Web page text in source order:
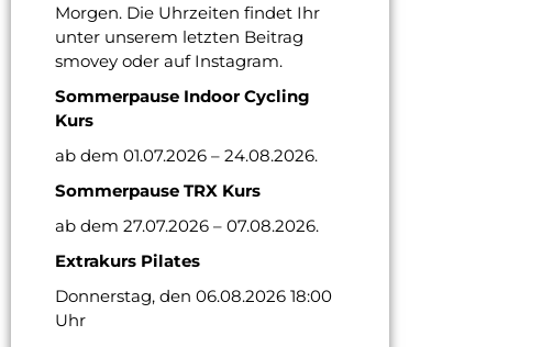
Morgen. Die Uhrzeiten findet Ihr
unter unserem letzten Beitrag
smovey oder auf Instagram.
Sommerpause Indoor Cycling
Kurs
ab dem 01.07.2026 – 24.08.2026.
Sommerpause TRX Kurs
ab dem 27.07.2026 – 07.08.2026.
Extrakurs Pilates
Donnerstag, den 06.08.2026 18:00
Uhr